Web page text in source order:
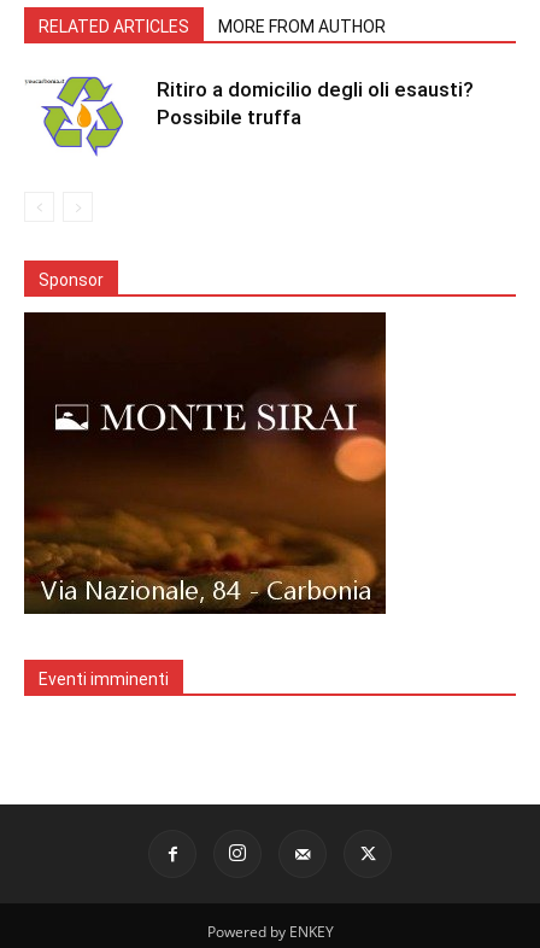
RELATED ARTICLES MORE FROM AUTHOR
Ritiro a domicilio degli oli esausti?
Possibile truffa
Sponsor
Eventi imminenti
Powered by ENKEY